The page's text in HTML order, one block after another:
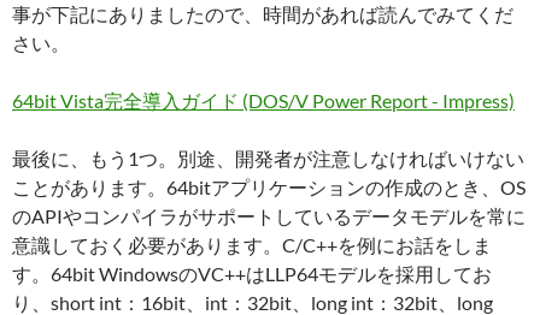
事が下記にありましたので、時間があれば読んでみてくだ
さい。
64bit Vista完全導入ガイド (DOS/V Power Report - Impress)
最後に、もう1つ。別途、開発者が注意しなければいけない
ことがあります。64bitアプリケーションの作成のとき、OS
のAPIやコンパイラがサポートしているデータモデルを常に
意識しておく必要があります。C/C++を例にお話をしま
す。64bit WindowsのVC++はLLP64モデルを採用してお
り、short int：16bit、int：32bit、long int：32bit、long